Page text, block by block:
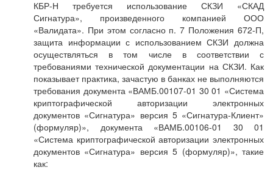
КБР-Н требуется использование СКЗИ «СКАД
Сигнатура», произведенного компанией ООО
«Валидата». При этом согласно п. 7 Положения 672-П,
защита информации с использованием СКЗИ должна
осуществляться в том числе в соответствии с
требованиями технической документации на СКЗИ. Как
показывает практика, зачастую в банках не выполняются
требования документа «ВАМБ.00107-01 30 01 «Система
криптографической авторизации электронных
документов «Сигнатура» версия 5 «Сигнатура-Клиент»
(формуляр)», документа «ВАМБ.00106-01 30 01
«Система криптографической авторизации электронных
документов «Сигнатура» версия 5 (формуляр)», такие
как: